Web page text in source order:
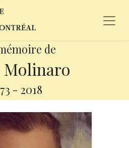
de
Molinaro
- 2018